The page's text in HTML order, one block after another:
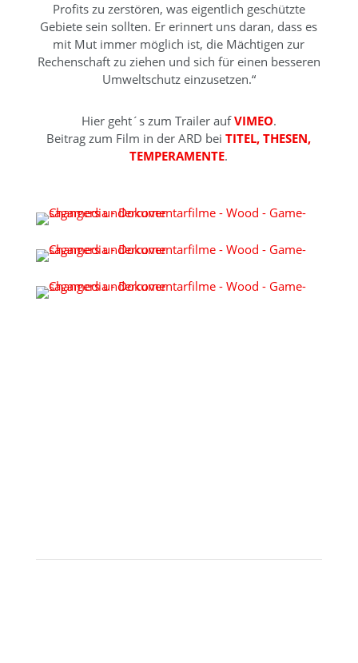
Profits zu zerstören, was eigentlich geschützte
Gebiete sein sollten. Er erinnert uns daran, dass es
mit Mut immer möglich ist, die Mächtigen zur
Rechenschaft zu ziehen und sich für einen besseren
Umweltschutz einzusetzen.“
Hier geht´s zum Trailer aufVIMEO.
Beitrag zum Film in der ARD beiTITEL, THESEN,
TEMPERAMENTE.